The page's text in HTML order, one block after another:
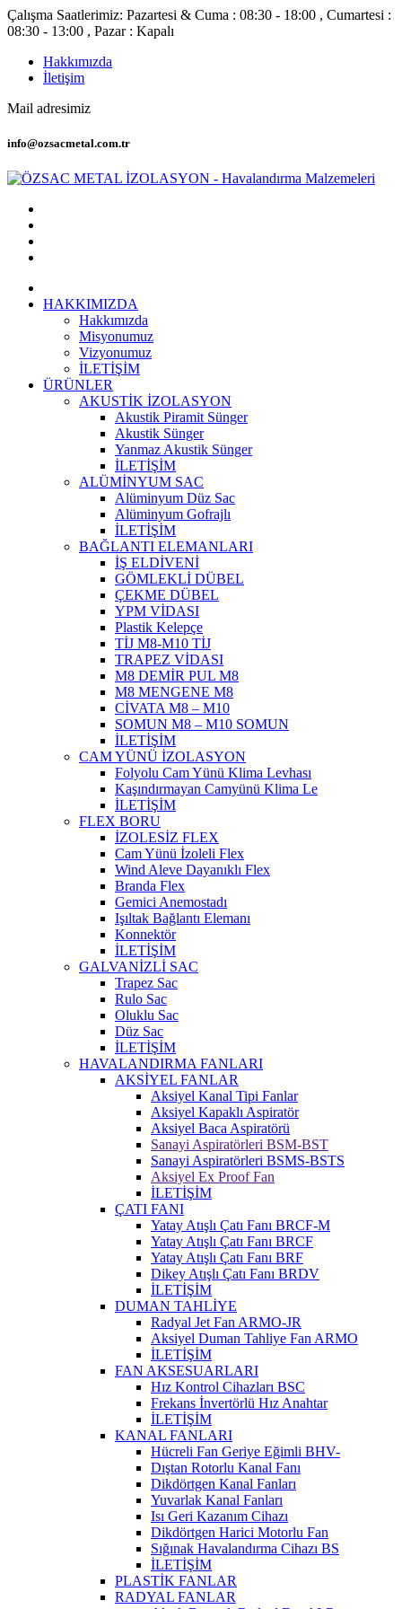
Çalışma Saatlerimiz: Pazartesi & Cuma : 08:30 - 18:00 , Cumartesi :
08:30 - 13:00 , Pazar : Kapalı
Hakkımızda
İletişim
Mail adresimiz
info@ozsacmetal.com.tr
HAKKIMIZDA
Hakkımızda
Misyonumuz
Vizyonumuz
İLETİŞİM
ÜRÜNLER
AKUSTİK İZOLASYON
Akustik Piramit Sünger
Akustik Sünger
Yanmaz Akustik Sünger
İLETİŞİM
ALÜMİNYUM SAC
Alüminyum Düz Sac
Alüminyum Gofrajlı
İLETİŞİM
BAĞLANTI ELEMANLARI
İŞ ELDİVENİ
GÖMLEKLİ DÜBEL
ÇEKME DÜBEL
YPM VİDASI
Plastik Kelepçe
TİJ M8-M10 TİJ
TRAPEZ VİDASI
M8 DEMİR PUL M8
M8 MENGENE M8
CİVATA M8 – M10
SOMUN M8 – M10 SOMUN
İLETİŞİM
CAM YÜNÜ İZOLASYON
Folyolu Cam Yünü Klima Levhası
Kaşındırmayan Camyünü Klima Le
İLETİŞİM
FLEX BORU
İZOLESİZ FLEX
Cam Yünü İzoleli Flex
Wind Aleve Dayanıklı Flex
Branda Flex
Gemici Anemostadı
Işıltak Bağlantı Elemanı
Konnektör
İLETİŞİM
GALVANİZLİ SAC
Trapez Sac
Rulo Sac
Oluklu Sac
Düz Sac
İLETİŞİM
HAVALANDIRMA FANLARI
AKSİYEL FANLAR
Aksiyel Kanal Tipi Fanlar
Aksiyel Kapaklı Aspiratör
Aksiyel Baca Aspiratörü
Sanayi Aspiratörleri BSM-BST
Sanayi Aspiratörleri BSMS-BSTS
Aksiyel Ex Proof Fan
İLETİŞİM
ÇATI FANI
Yatay Atışlı Çatı Fanı BRCF-M
Yatay Atışlı Çatı Fanı BRCF
Yatay Atışlı Çatı Fanı BRF
Dikey Atışlı Çatı Fanı BRDV
İLETİŞİM
DUMAN TAHLİYE
Radyal Jet Fan ARMO-JR
Aksiyel Duman Tahliye Fan ARMO
İLETİŞİM
FAN AKSESUARLARI
Hız Kontrol Cihazları BSC
Frekans İnvertörlü Hız Anahtar
İLETİŞİM
KANAL FANLARI
Hücreli Fan Geriye Eğimli BHV-
Dıştan Rotorlu Kanal Fanı
Dikdörtgen Kanal Fanları
Yuvarlak Kanal Fanları
Isı Geri Kazanım Cihazı
Dikdörtgen Harici Motorlu Fan
Sığınak Havalandırma Cihazı BS
İLETİŞİM
PLASTİK FANLAR
RADYAL FANLAR